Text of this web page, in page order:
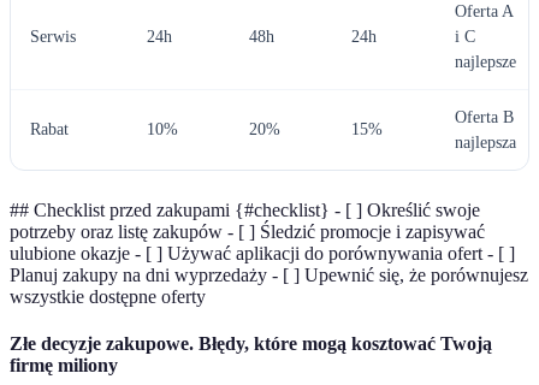
Serwis 24h 48h 24h
Oferta A
i C
najlepsze
Rabat 10% 20% 15%
Oferta B
najlepsza
## Checklist przed zakupami {#checklist} - [ ] Określić swoje
potrzeby oraz listę zakupów - [ ] Śledzić promocje i zapisywać
ulubione okazje - [ ] Używać aplikacji do porównywania ofert - [ ]
Planuj zakupy na dni wyprzedaży - [ ] Upewnić się, że porównujesz
wszystkie dostępne oferty
Złe decyzje zakupowe. Błędy, które mogą kosztować Twoją
firmę miliony